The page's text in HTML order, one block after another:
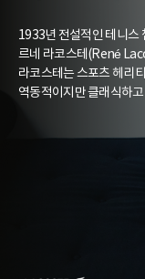
1933년 전설적인 테니스
르네 라코스테(René
라코스테는 스포츠 헤리
역동적이지만 클래식하